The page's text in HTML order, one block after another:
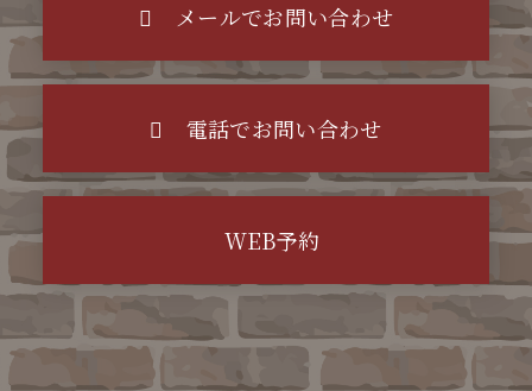
メールでお問い合わせ
電話でお問い合わせ
WEB予約